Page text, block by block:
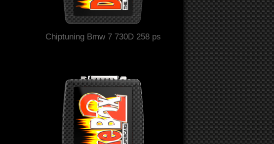
Chiptuning Bmw 7 730D 258 ps